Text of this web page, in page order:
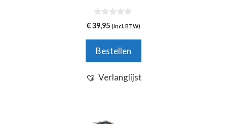
0
v
5
€39,95 (incl. BTW)
Bestellen
Verlanglijst